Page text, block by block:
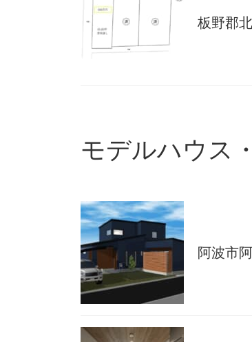
板野郡
モデルハウス
阿波市